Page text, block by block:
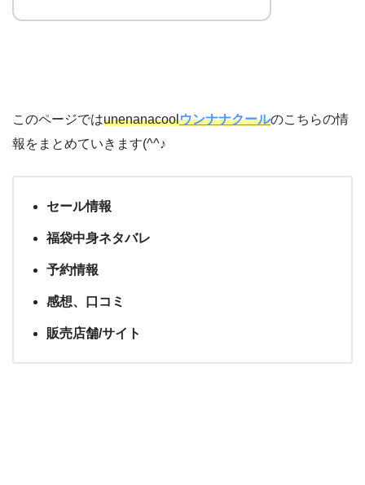
このページではunenanacoolウンナナクールのこちらの情
報をまとめていきます(^^♪
セール情報
福袋中身ネタバレ
予約情報
感想、口コミ
販売店舗/サイト